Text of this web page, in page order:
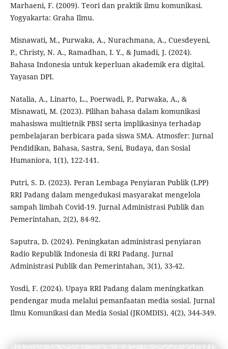
Marhaeni, F. (2009). Teori dan praktik ilmu komunikasi.
Yogyakarta: Graha Ilmu.
Misnawati, M., Purwaka, A., Nurachmana, A., Cuesdeyeni,
P., Christy, N. A., Ramadhan, I. Y., & Jumadi, J. (2024).
Bahasa Indonesia untuk keperluan akademik era digital.
Yayasan DPI.
Natalia, A., Linarto, L., Poerwadi, P., Purwaka, A., &
Misnawati, M. (2023). Pilihan bahasa dalam komunikasi
mahasiswa multietnik PBSI serta implikasinya terhadap
pembelajaran berbicara pada siswa SMA. Atmosfer: Jurnal
Pendidikan, Bahasa, Sastra, Seni, Budaya, dan Sosial
Humaniora, 1(1), 122-141.
Putri, S. D. (2023). Peran Lembaga Penyiaran Publik (LPP)
RRI Padang dalam mengedukasi masyarakat mengelola
sampah limbah Covid-19. Jurnal Administrasi Publik dan
Pemerintahan, 2(2), 84-92.
Saputra, D. (2024). Peningkatan administrasi penyiaran
Radio Republik Indonesia di RRI Padang. Jurnal
Administrasi Publik dan Pemerintahan, 3(1), 33-42.
Yosdi, F. (2024). Upaya RRI Padang dalam meningkatkan
pendengar muda melalui pemanfaatan media sosial. Jurnal
Ilmu Komunikasi dan Media Sosial (JKOMDIS), 4(2), 344-349.